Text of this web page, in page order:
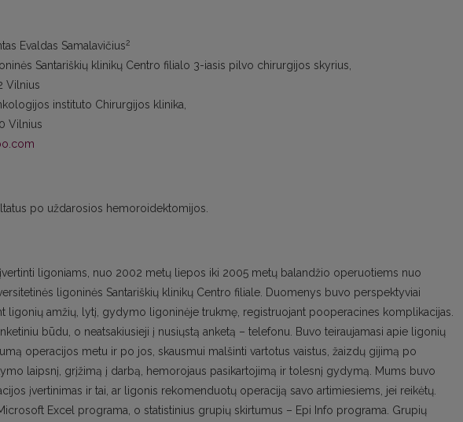
Evaldas Samalavičius2
Santariškių klinikų Centro filialo 3-iasis pilvo chirurgijos skyrius,
Vilnius
instituto Chirurgijos klinika,
Vilnius
po uždarosios hemoroidektomijos.
ligoniams, nuo 2002 metų liepos iki 2005 metų balandžio operuotiems nuo
ligoninės Santariškių klinikų Centro filiale. Duomenys buvo perspektyviai
ligonių amžių, lytį, gydymo ligoninėje trukmę, registruojant pooperacines komplikacijas.
būdu, o neatsakiusieji į nusiųstą anketą – telefonu. Buvo teiraujamasi apie ligonių
operacijos metu ir po jos, skausmui malšinti vartotus vaistus, žaizdų gijimą po
laipsnį, grįžimą į darbą, hemorojaus pasikartojimą ir tolesnį gydymą. Mums buvo
įvertinimas ir tai, ar ligonis rekomenduotų operaciją savo artimiesiems, jei reikėtų.
Excel programa, o statistinius grupių skirtumus – Epi Info programa. Grupių